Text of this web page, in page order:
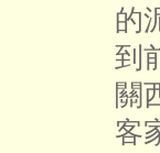
的
到
關
客